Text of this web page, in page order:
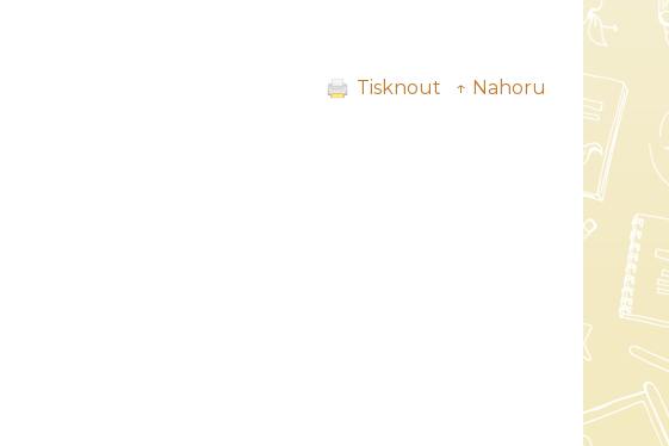
Tisknout ↑ Nahoru